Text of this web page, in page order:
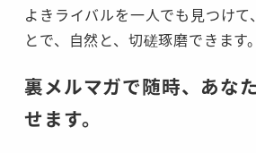
よきライバルを一人でも見つけて
とで、自然と、切磋琢磨できます。
裏メルマガで随時、あな
せます。